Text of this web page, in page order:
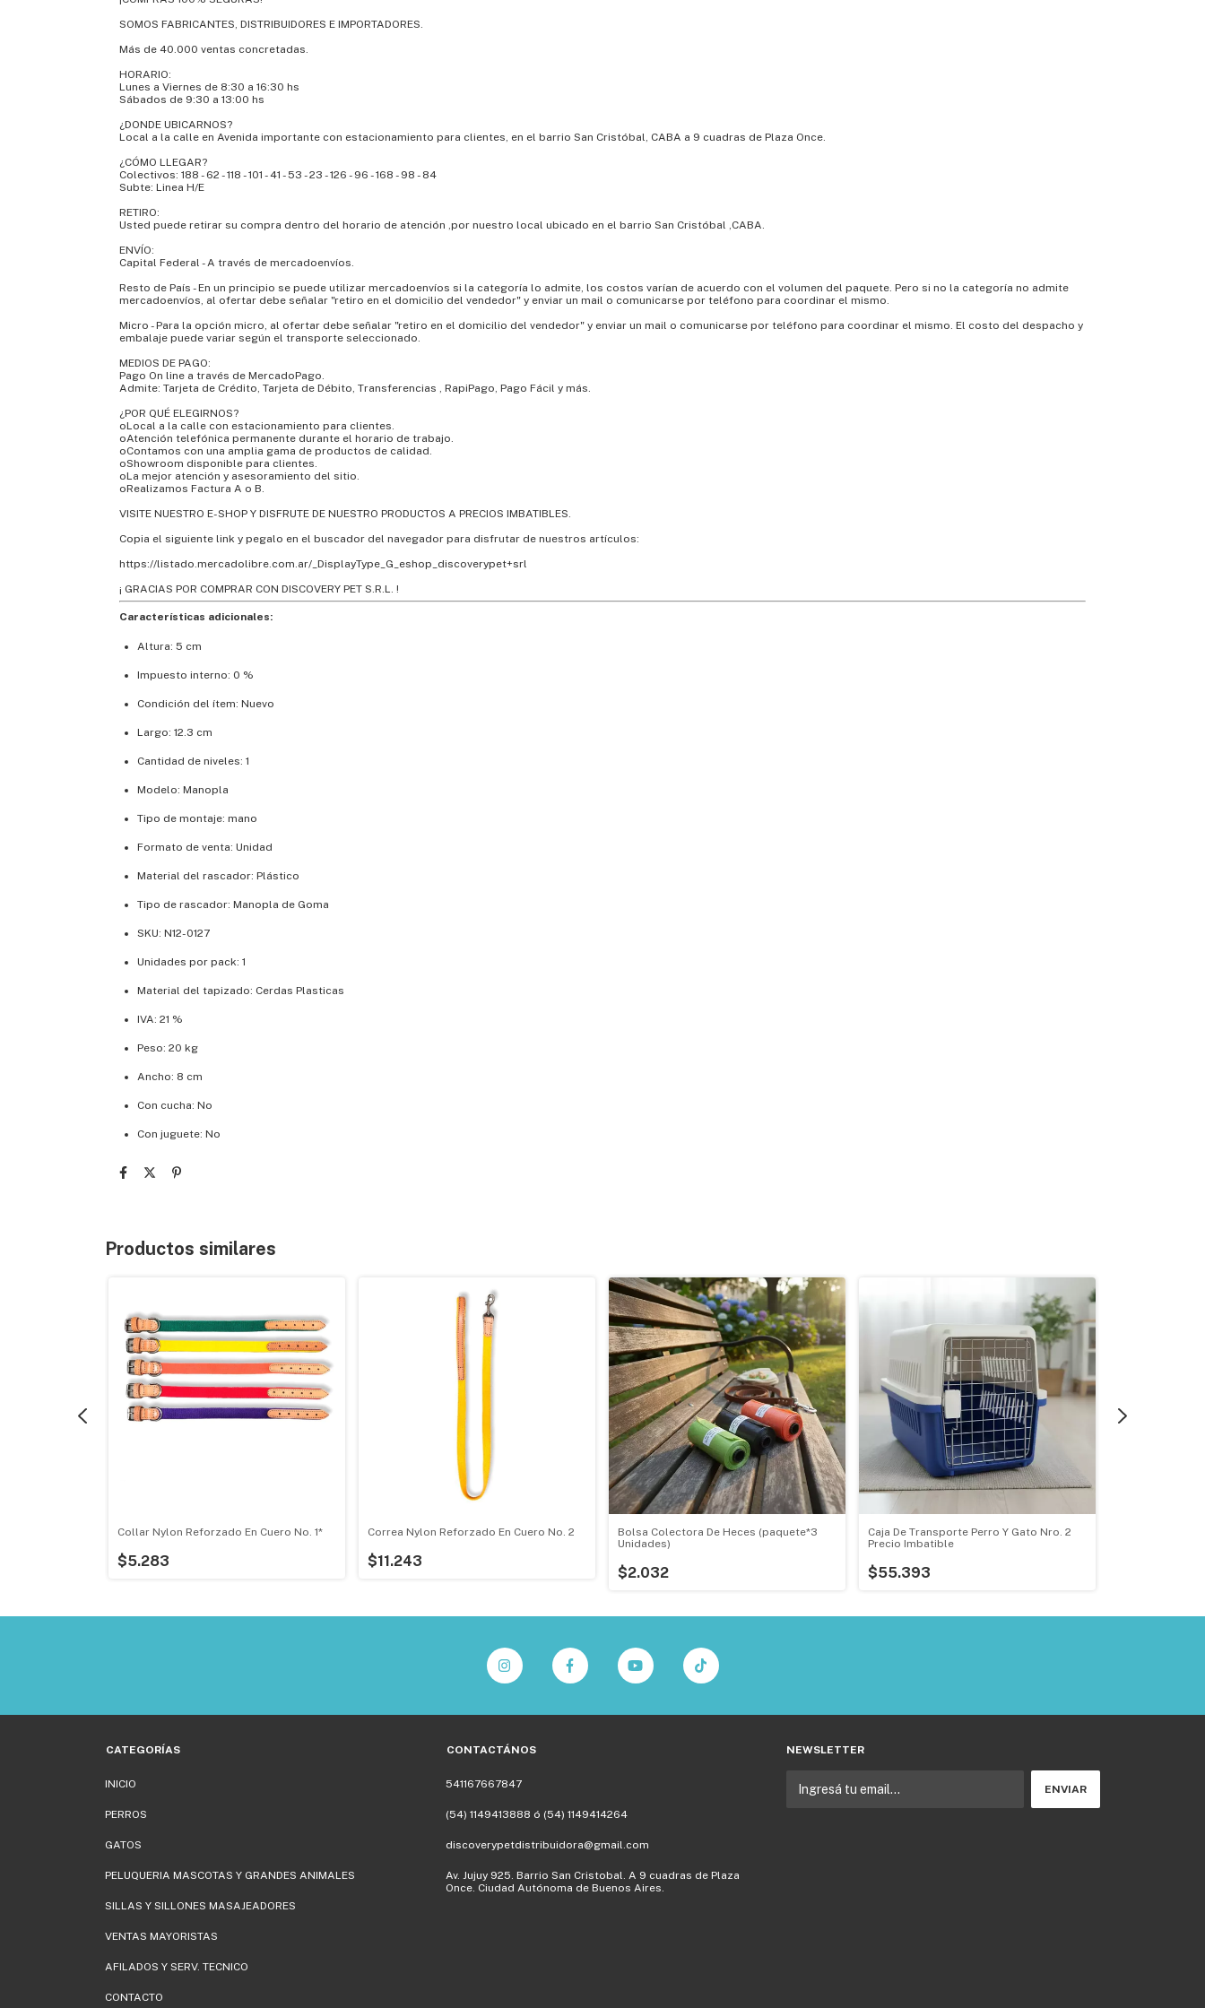
SOMOS FABRICANTES, DISTRIBUIDORES E IMPORTADORES.
Más de 40.000 ventas concretadas.
HORARIO:
Lunes a Viernes de 8:30 a 16:30 hs
Sábados de 9:30 a 13:00 hs
¿DONDE UBICARNOS?
Local a la calle en Avenida importante con estacionamiento para clientes, en el barrio San Cristóbal, CABA a 9 cuadras de Plaza Once.
¿CÓMO LLEGAR?
Colectivos: 188 - 62 - 118 - 101 - 41 - 53 - 23 - 126 - 96 - 168 - 98 - 84
Subte: Linea H/E
RETIRO:
Usted puede retirar su compra dentro del horario de atención ,por nuestro local ubicado en el barrio San Cristóbal ,CABA.
ENVÍO:
Capital Federal - A través de mercadoenvíos.
Resto de País - En un principio se puede utilizar mercadoenvíos si la categoría lo admite, los costos varían de acuerdo con el volumen del paquete. Pero si no la categoría no admite
mercadoenvíos, al ofertar debe señalar "retiro en el domicilio del vendedor" y enviar un mail o comunicarse por teléfono para coordinar el mismo.
Micro - Para la opción micro, al ofertar debe señalar "retiro en el domicilio del vendedor" y enviar un mail o comunicarse por teléfono para coordinar el mismo. El costo del despacho y
embalaje puede variar según el transporte seleccionado.
MEDIOS DE PAGO:
Pago On line a través de MercadoPago.
Admite: Tarjeta de Crédito, Tarjeta de Débito, Transferencias , RapiPago, Pago Fácil y más.
¿POR QUÉ ELEGIRNOS?
oLocal a la calle con estacionamiento para clientes.
oAtención telefónica permanente durante el horario de trabajo.
oContamos con una amplia gama de productos de calidad.
oShowroom disponible para clientes.
oLa mejor atención y asesoramiento del sitio.
oRealizamos Factura A o B.
VISITE NUESTRO E-SHOP Y DISFRUTE DE NUESTRO PRODUCTOS A PRECIOS IMBATIBLES.
Copia el siguiente link y pegalo en el buscador del navegador para disfrutar de nuestros artículos:
https://listado.mercadolibre.com.ar/_DisplayType_G_eshop_discoverypet+srl
¡ GRACIAS POR COMPRAR CON DISCOVERY PET S.R.L. !
Características adicionales:
Altura: 5 cm
Impuesto interno: 0 %
Condición del ítem: Nuevo
Largo: 12.3 cm
Cantidad de niveles: 1
Modelo: Manopla
Tipo de montaje: mano
Formato de venta: Unidad
Material del rascador: Plástico
Tipo de rascador: Manopla de Goma
SKU: N12-0127
Unidades por pack: 1
Material del tapizado: Cerdas Plasticas
IVA: 21 %
Peso: 20 kg
Ancho: 8 cm
Con cucha: No
Con juguete: No
Productos similares
Collar Nylon Reforzado En Cuero No. 1*
$5.283
Correa Nylon Reforzado En Cuero No. 2
$11.243
Bolsa Colectora De Heces (paquete*3
Unidades)
$2.032
Caja De Transporte Perro Y Gato Nro. 2
Precio Imbatible
$55.393
CATEGORÍAS
INICIO
PERROS
GATOS
PELUQUERIA MASCOTAS Y GRANDES ANIMALES
SILLAS Y SILLONES MASAJEADORES
VENTAS MAYORISTAS
AFILADOS Y SERV. TECNICO
CONTACTO
CONTACTÁNOS
541167667847
(54) 1149413888 ó (54) 1149414264
discoverypetdistribuidora@gmail.com
Av. Jujuy 925. Barrio San Cristobal. A 9 cuadras de Plaza
Once. Ciudad Autónoma de Buenos Aires.
NEWSLETTER